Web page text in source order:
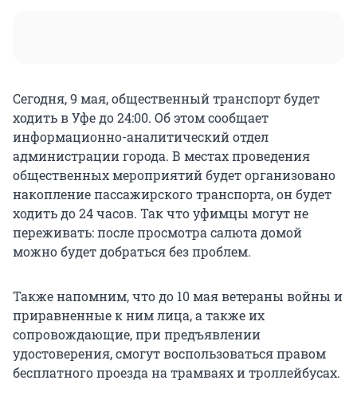
Сегодня, 9 мая, общественный транспорт будет
ходить в Уфе до 24:00. Об этом сообщает
информационно-аналитический отдел
администрации города. В местах проведения
общественных мероприятий будет организовано
накопление пассажирского транспорта, он будет
ходить до 24 часов. Так что уфимцы могут не
переживать: после просмотра салюта домой
можно будет добраться без проблем.
Также напомним, что до 10 мая ветераны войны и
приравненные к ним лица, а также их
сопровождающие, при предъявлении
удостоверения, смогут воспользоваться правом
бесплатного проезда на трамваях и троллейбусах.